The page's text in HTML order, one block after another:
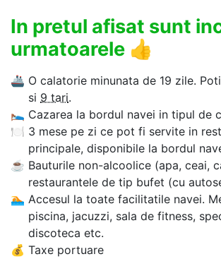
In pretul afisat sunt
urmatoarele 👍
🚢 O calatorie minunata de 19 zile.
si 9 tari.
🛌 Cazarea la bordul navei in tipul de
🍽 3 mese pe zi ce pot fi servite in
principale, disponibile la bordul
☕ Bauturile non-alcoolice (apa, ceai,
restaurantele de tip bufet (cu
🏊‍ Accesul la toate facilitatile navei.
piscina, jacuzzi, sala de fitness,
discoteca etc.
💰 Taxe portuare